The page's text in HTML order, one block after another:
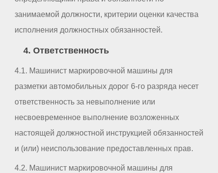
занимаемой должности, критерии оценки качества
исполнения должностных обязанностей.
4. Ответственность
4.1. Машинист маркировочной машины для
разметки автомобильных дорог 6-го разряда несет
ответственность за невыполнение или
несвоевременное выполнение возложенных
настоящей должностной инструкцией обязанностей
и (или) неиспользование предоставленных прав.
4.2. Машинист маркировочной машины для